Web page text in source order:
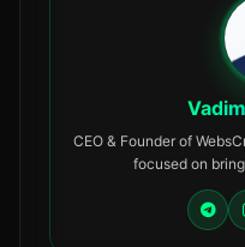
CEO & Founder of
focused on